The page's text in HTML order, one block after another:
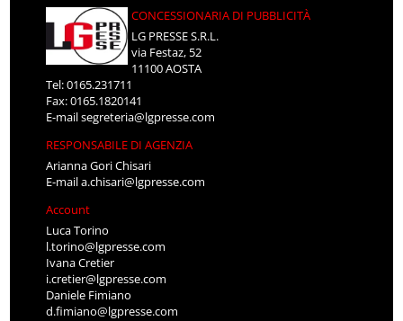
CONCESSIONARIA DI PUBBLICITÀ
LG PRESSE S.R.L.
via Festaz, 52
11100 AOSTA
Tel: 0165.231711
Fax: 0165.1820141
E-mailsegreteria@lgpresse.com
RESPONSABILE DI AGENZIA
Arianna Gori Chisari
E-maila.chisari@lgpresse.com
Account
Luca Torino
l.torino@lgpresse.com
Ivana Cretier
i.cretier@lgpresse.com
Daniele Fimiano
d.fimiano@lgpresse.com